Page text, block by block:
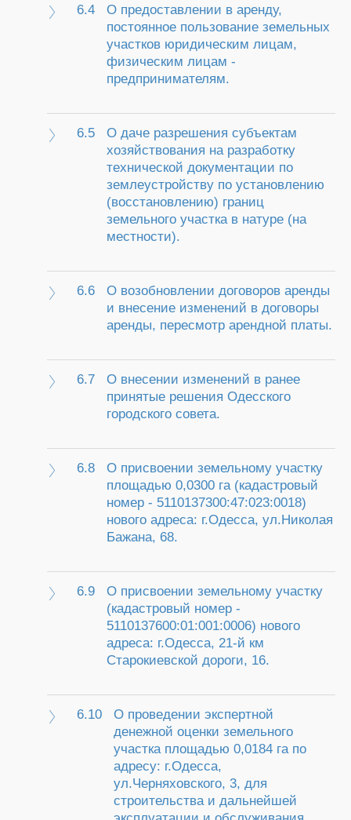
6.4
О предоставлении в аренду,
постоянное пользование земельных
участков юридическим лицам,
физическим лицам -
предпринимателям.
6.5
О даче разрешения субъектам
хозяйствования на разработку
технической документации по
землеустройству по установлению
(восстановлению) границ
земельного участка в натуре (на
местности).
6.6
О возобновлении договоров аренды
и внесение изменений в договоры
аренды, пересмотр арендной платы.
6.7
О внесении изменений в ранее
принятые решения Одесского
городского совета.
6.8
О присвоении земельному участку
площадью 0,0300 га (кадастровый
номер - 5110137300:47:023:0018)
нового адреса: г.Одесса, ул.Николая
Бажана, 68.
6.9
О присвоении земельному участку
(кадастровый номер -
5110137600:01:001:0006) нового
адреса: г.Одесса, 21-й км
Старокиевской дороги, 16.
6.10
О проведении экспертной
денежной оценки земельного
участка площадью 0,0184 га по
адресу: г.Одесса,
ул.Черняховского, 3, для
строительства и дальнейшей